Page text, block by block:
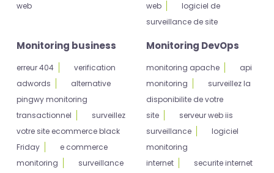
web
web
logiciel de
surveillance de site
Monitoring business
erreur 404
verification
adwords
alternative
pingwy monitoring
transactionnel
surveillez
votre site ecommerce black
Friday
e commerce
monitoring
surveillance
Monitoring DevOps
monitoring apache
api
monitoring
surveillez la
disponibilite de votre
site
serveur web iis
surveillance
logiciel
monitoring
internet
securite internet